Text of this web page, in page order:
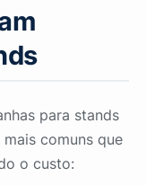
para stands
comuns que
o custo: